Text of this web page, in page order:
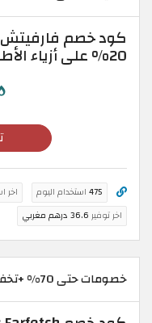
20% على أزياء الأطفال
475 استخدام اليوم اخر
اخر توفير 36.6 درهم مغربي
خصومات حتى 70% +تخفيض اضافي 20%